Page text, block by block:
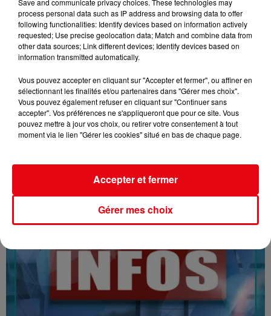
16/07/26 : LES INFORMATIONS
process personal data such as IP address and browsing data to offer
following functionalities: Identify devices based on information actively
requested; Use precise geolocation data; Match and combine data from
other data sources; Link different devices; Identify devices based on
information transmitted automatically.
Vous pouvez accepter en cliquant sur "Accepter et fermer", ou affiner en
sélectionnant les finalités et/ou partenaires dans "Gérer mes choix".
Vous pouvez également refuser en cliquant sur "Continuer sans
accepter". Vos préférences ne s'appliqueront que pour ce site. Vous
pouvez mettre à jour vos choix, ou retirer votre consentement à tout
moment via le lien "Gérer les cookies" situé en bas de chaque page.
Gérer mes choix
Accepter et fermer